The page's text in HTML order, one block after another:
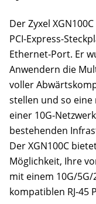
Der Zyxel
PCI-Express-
Ethernet-Port. Er
Anwendern die
voller
stellen und so
einer 10G-
bestehenden
Der XGN100C
Möglichkeit, Ihre
mit einem 10G/
kompatiblen RJ-45